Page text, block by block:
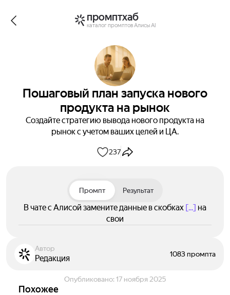
промптхаб
каталог промптов Алисы AI
Пошаговый план запуска нового
продукта на рынок
Создайте стратегию вывода нового продукта на
рынок с учетом ваших целей и ЦА.
237
Промпт Результат
В чате с Алисой замените данные в скобках [...] на
свои
Автор
Редакция 1083 промпта
Опубликовано: 17 ноября 2025
Похожее